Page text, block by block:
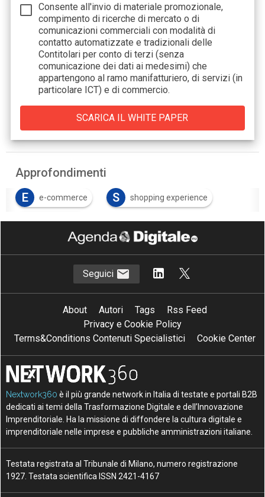
Consente all'invio di materiale promozionale,
compimento di ricerche di mercato o di
comunicazioni commerciali con modalità di
contatto automatizzate e tradizionali delle
Contitolari per conto di terzi (senza
comunicazione dei dati ai medesimi) che
appartengono al ramo manifatturiero, di servizi (in
particolare ICT) e di commercio.
Approfondimenti
E
e-commerce S shopping experience
S smart retail
Seguici
About Autori Tags
Rss Feed
Privacy e Cookie Policy
Terms&Conditions Contenuti Specialistici
Cookie Center
Nextwork360 è il più grande network in Italia di testate e portali B2B
dedicati ai temi della Trasformazione Digitale e dell’Innovazione
Imprenditoriale. Ha la missione di diffondere la cultura digitale e
imprenditoriale nelle imprese e pubbliche amministrazioni italiane.
Testata registrata al Tribunale di Milano, numero registrazione
1927. Testata scientifica ISSN 2421-4167